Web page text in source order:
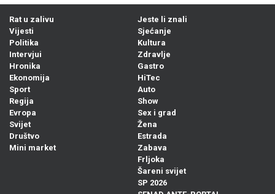
Rat u zalivu
Vijesti
Politika
Intervjui
Hronika
Ekonomija
Sport
Regija
Evropa
Svijet
Društvo
Mini market
Jeste li znali
Sjećanje
Kultura
Zdravlje
Gastro
HiTec
Auto
Show
Sex i grad
Žena
Estrada
Zabava
Frljoka
Šareni svijet
SP 2026